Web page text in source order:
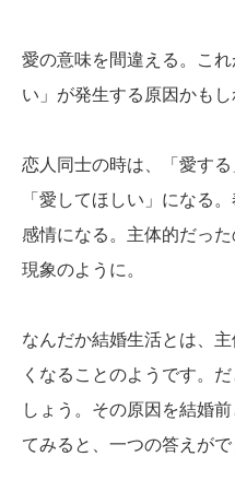
愛の意味を間違える。こ
い」が発生する原因かもし
恋人同士の時は、「愛す
「愛してほしい」になる
感情になる。主体的だっ
現象のように。
なんだか結婚生活とは、
くなることのようです。
しょう。その原因を結婚
てみると、一つの答えがで